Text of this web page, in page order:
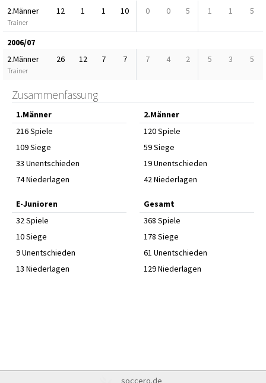
2.Männer
Trainer
12 1 1 10 0 0 5 1 1 5
2006/07
2.Männer
Trainer
26 12 7 7 7 4 2 5 3 5
Zusammenfassung
1.Männer
216 Spiele
109 Siege
33 Unentschieden
74 Niederlagen
2.Männer
120 Spiele
59 Siege
19 Unentschieden
42 Niederlagen
E-Junioren
32 Spiele
10 Siege
9 Unentschieden
13 Niederlagen
Gesamt
368 Spiele
178 Siege
61 Unentschieden
129 Niederlagen
soccero.de